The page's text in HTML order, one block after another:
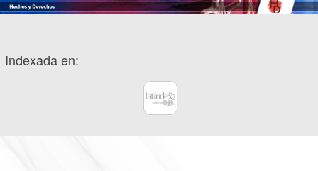
Indexada en: